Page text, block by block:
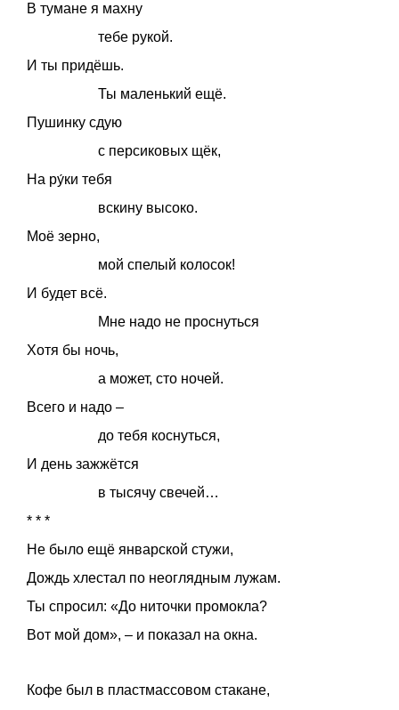
В тумане я махну
тебе рукой.
И ты придёшь.
Ты маленький ещё.
Пушинку сдую
с персиковых щёк,
На ру́ки тебя
вскину высоко.
Моё зерно,
мой спелый колосок!
И будет всё.
Мне надо не проснуться
Хотя бы ночь,
а может, сто ночей.
Всего и надо –
до тебя коснуться,
И день зажжётся
в тысячу свечей…
* * *
Не было ещё январской стужи,
Дождь хлестал по неоглядным лужам.
Ты спросил: «До ниточки промокла?
Вот мой дом», – и показал на окна.
Кофе был в пластмассовом стакане,